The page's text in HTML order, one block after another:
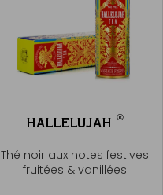
HALLELUJAH ®
Thé noir aux notes festives
fruitées & vanillées